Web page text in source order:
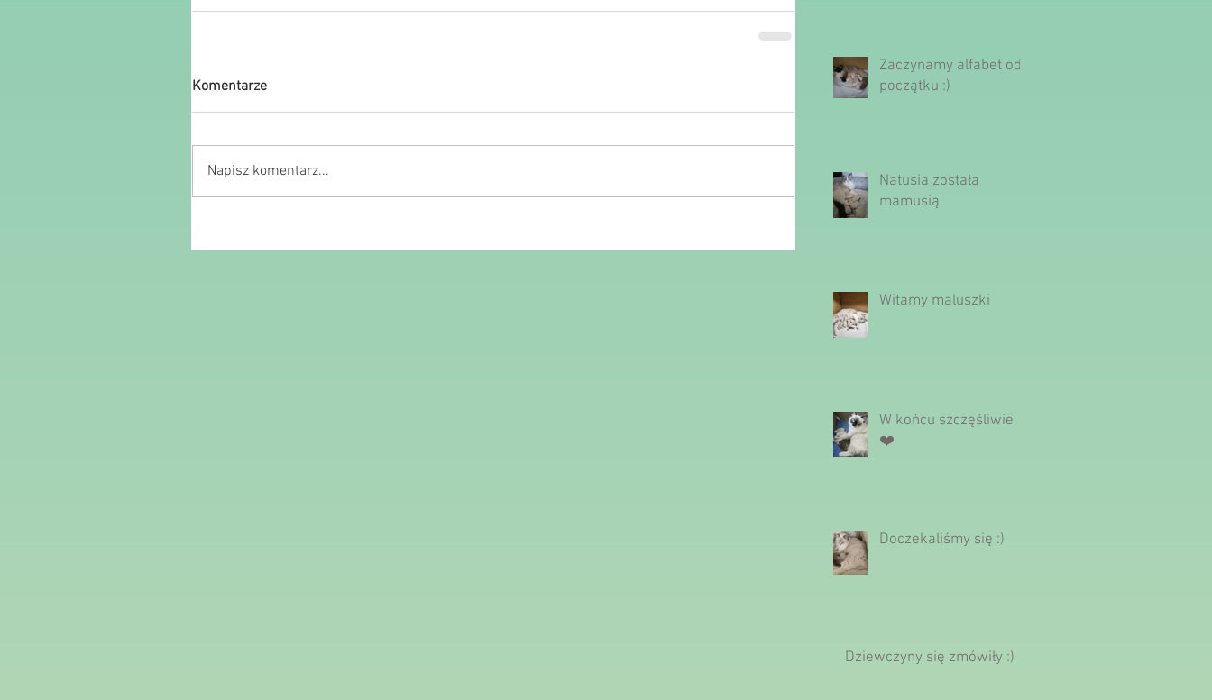
Komentarze
Napisz komentarz...
Zaczynamy alfabet od
początku :)
Natusia została
mamusią
Witamy maluszki
W końcu szczęśliwie
❤️
Doczekaliśmy się :)
Dziewczyny się zmówiły :)